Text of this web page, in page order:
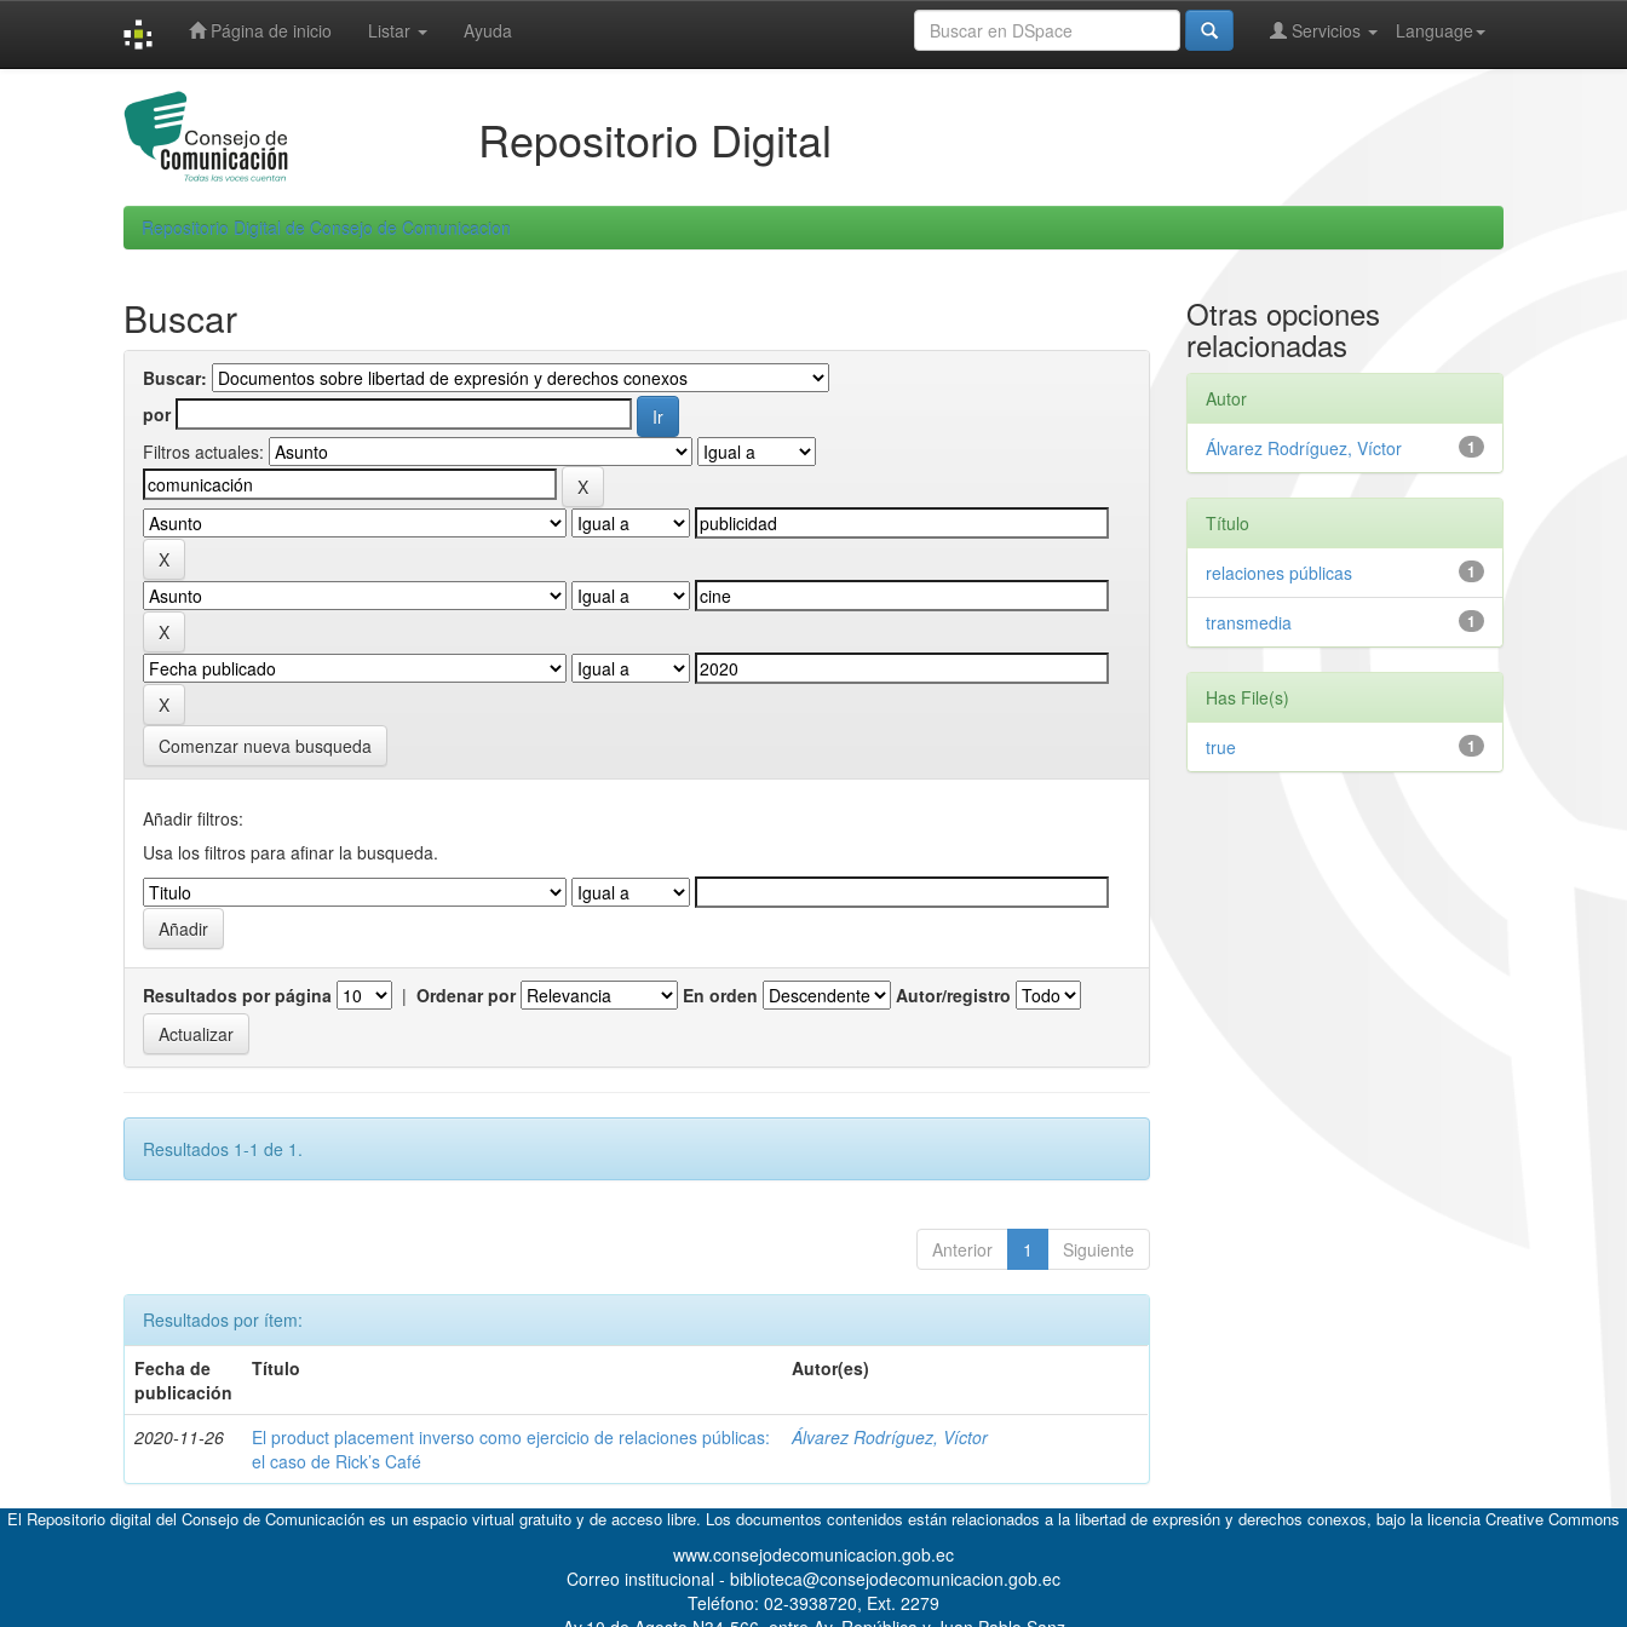
Página de inicio Listar Ayuda Language
Servicios
Repositorio Digital
Repositorio Digital de Consejo de Comunicacion
Buscar
Buscar:
por
Filtros actuales:
Comenzar nueva busqueda
Añadir filtros:
Usa los filtros para afinar la busqueda.
Resultados por página | Ordenar por En orden Autor/registro
Resultados 1-1 de 1.
Anterior 1 Siguiente
Resultados por ítem:
Fecha de
publicación
Título Autor(es)
2020-11-26
El product placement inverso como ejercicio de relaciones públicas:
el caso de Rick’s Café
Álvarez Rodríguez, Víctor
Otras opciones
relacionadas
Autor
1
Álvarez Rodríguez, Víctor
Título
1
relaciones públicas
1
transmedia
Has File(s)
1
true
El Repositorio digital del Consejo de Comunicación es un espacio virtual gratuito y de acceso libre. Los documentos contenidos están relacionados a la libertad de expresión y derechos conexos, bajo la licencia Creative Commons
www.consejodecomunicacion.gob.ec
Correo institucional - biblioteca@consejodecomunicacion.gob.ec
Teléfono: 02-3938720, Ext. 2279